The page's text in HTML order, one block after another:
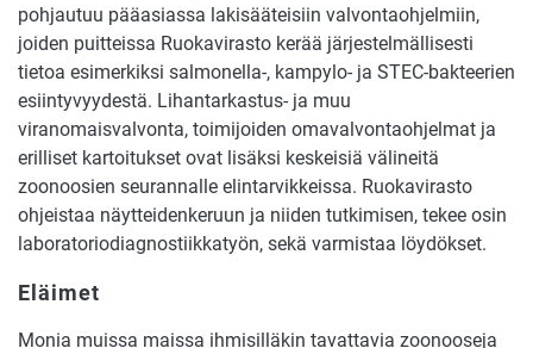
pohjautuu pääasiassa lakisääteisiin valvontaohjelmiin,
joiden puitteissa Ruokavirasto kerää järjestelmällisesti
tietoa esimerkiksi salmonella-, kampylo- ja STEC-bakteerien
esiintyvyydestä. Lihantarkastus- ja muu
viranomaisvalvonta, toimijoiden omavalvontaohjelmat ja
erilliset kartoitukset ovat lisäksi keskeisiä välineitä
zoonoosien seurannalle elintarvikkeissa. Ruokavirasto
ohjeistaa näytteidenkeruun ja niiden tutkimisen, tekee osin
laboratoriodiagnostiikkatyön, sekä varmistaa löydökset.
Eläimet
Monia muissa maissa ihmisilläkin tavattavia zoonooseja